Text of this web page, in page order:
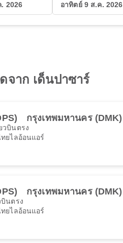
. 2026 อาทิตย์ 9 ส.ค. 2026
จาก เด็นปาซาร์
กรุงเทพมหานคร (DMK)
วบินตรง
ทยไลอ้อนแอร์
กรุงเทพมหานคร (DMK)
บินตรง
ทยไลอ้อนแอร์